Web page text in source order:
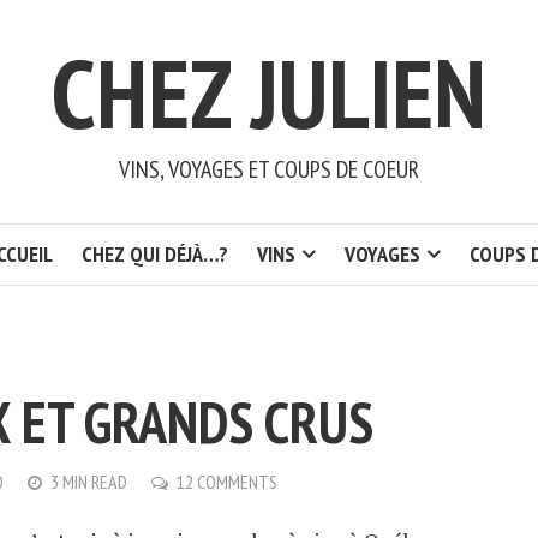
CHEZ JULIEN
VINS, VOYAGES ET COUPS DE COEUR
CHEZ QUI DÉJÀ…? VINS VOYAGES COUPS
GRANDS CRUS
3 MIN READ 12 COMMENTS